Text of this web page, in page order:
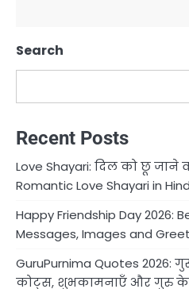
Search
Recent Posts
Love Shayari: दिल को छू जाने
Romantic Love Shayari in
Happy Friendship Day 2026:
Messages, Images and
GuruPurnima Quotes 2026:
कोट्स, शुभकामनाएँ और गुरु